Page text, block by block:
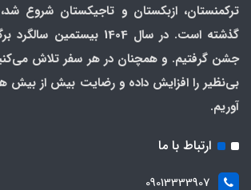
ترکمنستان، ازبکستان و تاجیکستان شروع
گذشته است. در سال 1404
جشن گرفتیم. و همچنان در هر سفر تلاش
بی‌نظیر را افزایش داده و رضایت بیش از بیش
آوریم.
ارتباط با ما
09013333907